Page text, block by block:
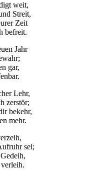
weit,
Streit,
Zeit
befreit.
Jahr
gar,
Lehr,
zerstör;
bekehr,
mehr.
sei;